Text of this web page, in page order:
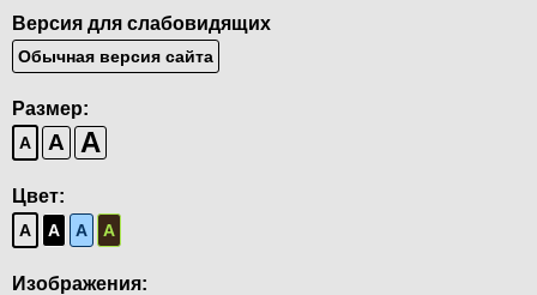
Версия для слабовидящих
Обычная версия сайта
Размер:
A A A
Цвет:
A A A A
Изображения: